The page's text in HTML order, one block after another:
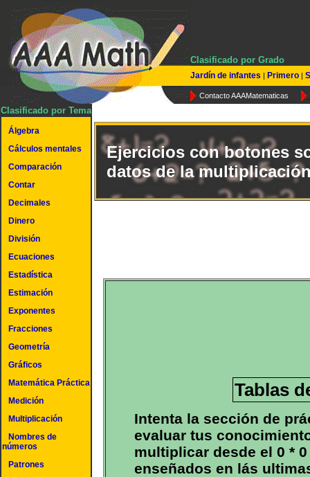
Clasificado por Grado
Jardín de infantes | Primero |
Contacto AAAMatematicas
Clasificado por Tema
Álgebra
Cálculos mentales
Comparación
Contar
Decimales
Dinero
División
Ecuaciones
Estadística
Estimación
Exponentes
Fracciones
Geometría
Gráficos
Matemática Práctica
Medición
Multiplicación
Nombres de
números
Patrones
Ejercicios con botones
datos de la
Tablas
Intenta la sección de
evaluar tus
multiplicar desde el 0 *
enseñados en lás